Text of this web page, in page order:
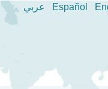
عربي Español